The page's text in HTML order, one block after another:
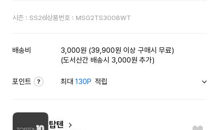
시즌 : SS26상품번호 : MSG2TS3008WT
배송비
3,000원 (39,900원 이상 구매시 무료)
(도서산간 배송시 3,000원 추가)
포인트 최대130P 적립
탑텐